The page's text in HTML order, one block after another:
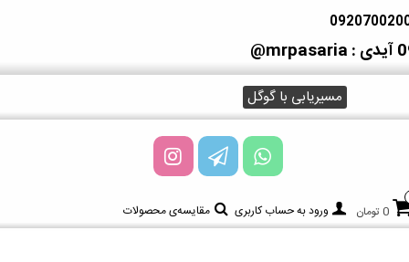
آیدی : mrpasaria@
مسیریابی با گوگل
0 تومان ورود به حساب کاربری
مقایسه‌ی محصولات